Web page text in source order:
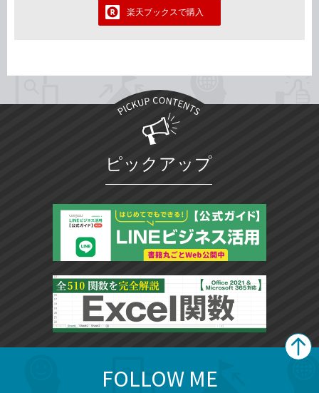
楽天ブックスで購入
ピックアップ
FOLLOW ME